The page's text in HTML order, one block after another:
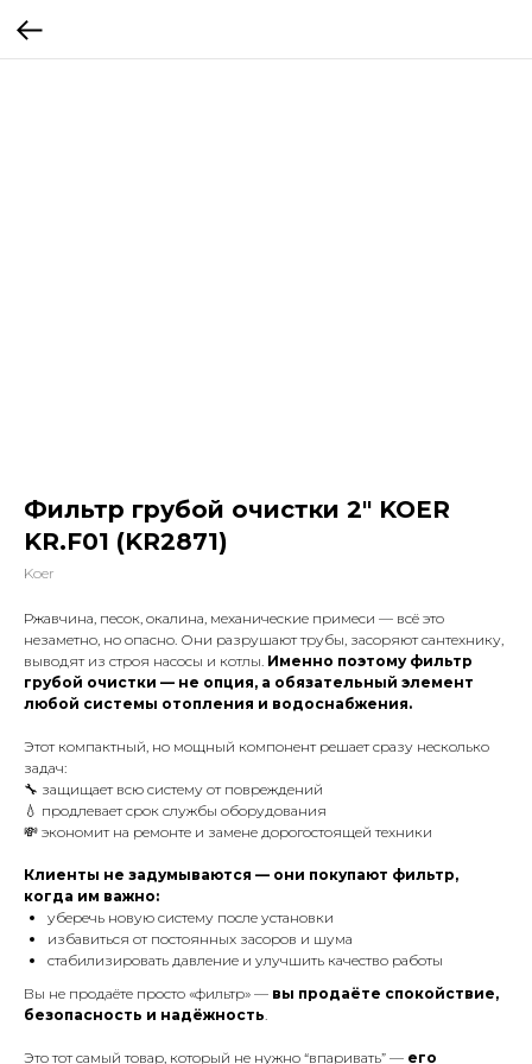
Фильтр грубой очистки 2" KOER
KR.F01 (KR2871)
Koer
Ржавчина, песок, окалина, механические примеси — всё это
незаметно, но опасно. Они разрушают трубы, засоряют сантехнику,
выводят из строя насосы и котлы. Именно поэтому фильтр
грубой очистки — не опция, а обязательный элемент
любой системы отопления и водоснабжения.
Этот компактный, но мощный компонент решает сразу несколько
задач:
🔧 защищает всю систему от повреждений
💧 продлевает срок службы оборудования
💸 экономит на ремонте и замене дорогостоящей техники
Клиенты не задумываются — они покупают фильтр,
когда им важно:
уберечь новую систему после установки
избавиться от постоянных засоров и шума
стабилизировать давление и улучшить качество работы
Вы не продаёте просто «фильтр» — вы продаёте спокойствие,
безопасность и надёжность.
Это тот самый товар, который не нужно “впаривать” — его